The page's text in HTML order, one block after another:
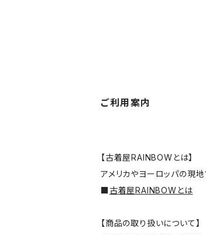
ご利用案内
【古着屋RAINBOWとは】
アメリカやヨーロッパの現
■古着屋RAINBOWとは
【商品の取り扱いについて】